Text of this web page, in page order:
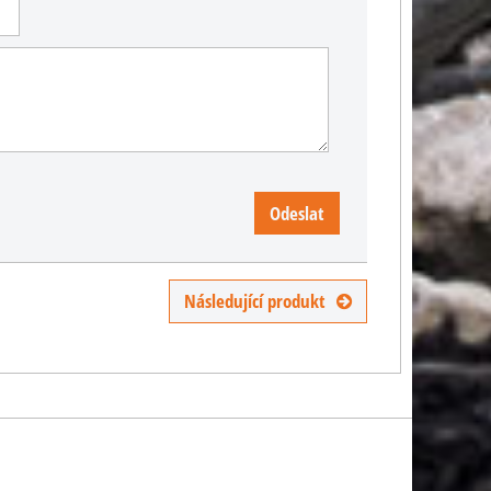
Odeslat
Následující produkt